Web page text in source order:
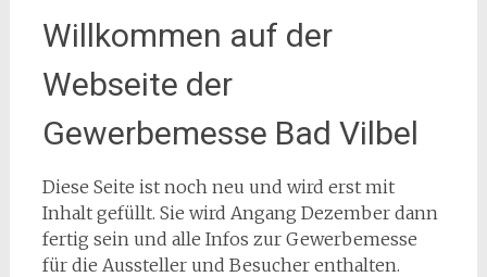
Willkommen auf der
Webseite der
Gewerbemesse Bad Vilbel
Diese Seite ist noch neu und wird erst mit
Inhalt gefüllt. Sie wird Angang Dezember dann
fertig sein und alle Infos zur Gewerbemesse
für die Aussteller und Besucher enthalten.